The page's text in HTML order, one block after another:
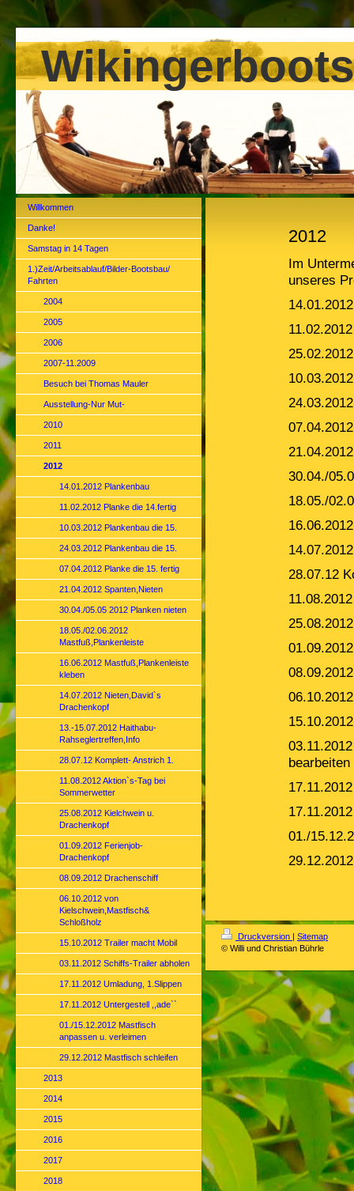
Willkommen
Danke!
Samstag in 14 Tagen
1.)Zeit/Arbeitsablauf/Bilder-Bootsbau/
Fahrten
2004
2005
2006
2007-11.2009
Besuch bei Thomas Mauler
Ausstellung-Nur Mut-
2010
2011
2012
14.01.2012 Plankenbau
11.02.2012 Planke die 14.fertig
10.03.2012 Plankenbau die 15.
24.03.2012 Plankenbau die 15.
07.04.2012 Planke die 15. fertig
21.04.2012 Spanten,Nieten
30.04./05.05 2012 Planken nieten
18.05./02.06.2012
Mastfuß,Plankenleiste
16.06.2012 Mastfuß,Plankenleiste
kleben
14.07.2012 Nieten,David`s
Drachenkopf
13.-15.07.2012 Haithabu-
Rahseglertreffen,Info
28.07.12 Komplett- Anstrich 1.
11.08.2012 Aktion`s-Tag bei
Sommerwetter
25.08.2012 Kielchwein u.
Drachenkopf
01.09.2012 Ferienjob-
Drachenkopf
08.09.2012 Drachenschiff
06.10.2012 von
Kielschwein,Mastfisch&
Schloßholz
15.10.2012 Trailer macht Mobil
03.11.2012 Schiffs-Trailer abholen
17.11.2012 Umladung, 1.Slippen
17.11.2012 Untergestell ,,ade``
01./15.12.2012 Mastfisch
anpassen u. verleimen
29.12.2012 Mastfisch schleifen
2013
2014
2015
2016
2017
2018
2012
Im
unseres
30.04./
18.05./
28.07.12
bearbeiten
01./
Druckversion | Sitemap
© Willi und Christian Bührle